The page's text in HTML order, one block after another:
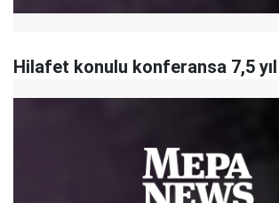
Hilafet konulu konferansa 7,5 yıl